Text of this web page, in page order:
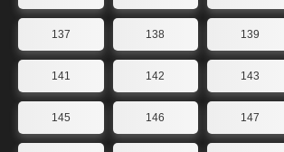
137 138 139
141 142 143
145 146 147